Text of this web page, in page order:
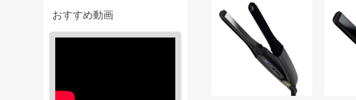
おすすめ動画